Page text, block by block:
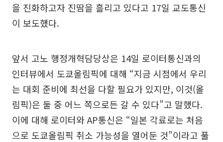
을 진화하고자 진땀을 흘리고 있다고 17일 교도통신
이 보도했다.
앞서 고노 행정개혁담당상은 14일 로이터통신과의
인터뷰에서 도쿄올림픽에 대해 “지금 시점에서 우리
는 대회 준비에 최선을 다할 필요가 있지만, 이것(올
림픽)은 둘 중 어느 쪽으로든 갈 수 있다”고 말했다.
이에 대해 로이터와 AP통신은 “일본 각료로는 처음
으로 도쿄올림픽 취소 가능성을 열어둔 것”이라고 풀